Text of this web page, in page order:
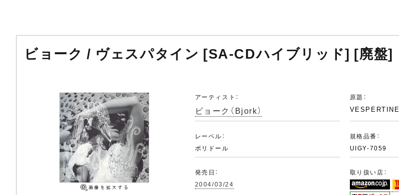
ビョーク / ヴェスパタイン [SA-CDハイブリッド] [廃盤]
アーティスト：
ビョーク（Bjork）
原題：
VESPERTINE
レーベル：
ポリドール
規格品番：
UIGY-7059
発売日：
2004/03/24
取り扱い店：